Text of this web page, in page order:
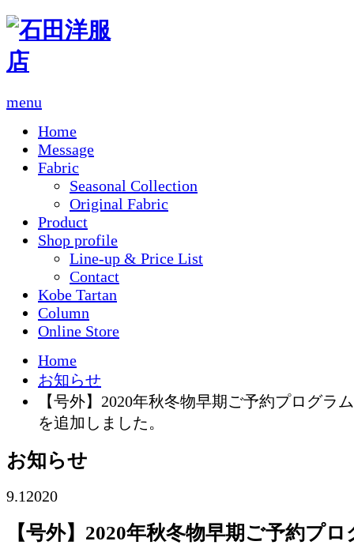
menu
Home
Message
Fabric
Seasonal Collection
Original Fabric
Product
Shop profile
Line-up & Price List
Contact
Kobe Tartan
Column
Online Store
Home
お知らせ
【号外】2020年秋冬物早期ご予約プログラ
を追加しました。
お知らせ
9.12020
【号外】2020年秋冬物早期ご予約プ